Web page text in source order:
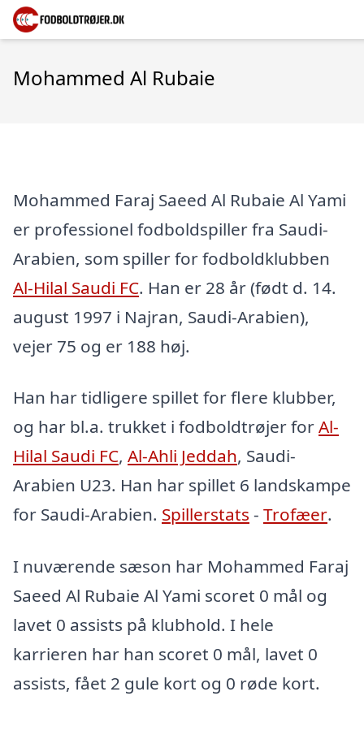
Mohammed Al Rubaie
Mohammed Faraj Saeed Al Rubaie Al Yami
er professionel fodboldspiller fra Saudi-
Arabien, som spiller for fodboldklubben
Al-Hilal Saudi FC. Han er 28 år (født d. 14.
august 1997 i Najran, Saudi-Arabien),
vejer 75 og er 188 høj.
Han har tidligere spillet for flere klubber,
og har bl.a. trukket i fodboldtrøjer forAl-
Hilal Saudi FC, Al-Ahli Jeddah, Saudi-
Arabien U23. Han har spillet 6 landskampe
for Saudi-Arabien. Spillerstats - Trofæer.
I nuværende sæson har Mohammed Faraj
Saeed Al Rubaie Al Yami scoret 0 mål og
lavet 0 assists på klubhold. I hele
karrieren har han scoret 0 mål, lavet 0
assists, fået 2 gule kort og 0 røde kort.